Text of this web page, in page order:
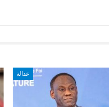
عدالة